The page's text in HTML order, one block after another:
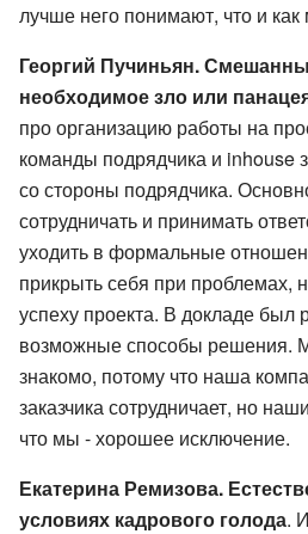
лучше него понимают, что и как
Георгий Пучиньян.
необходимое зло или
про организацию работы на
команды подрядчика и inhouse
со стороны подрядчика.
сотрудничать и принимать
уходить в формальные
прикрыть себя при проблемах,
успеху проекта. В докладе был
возможные способы решения.
знакомо, потому что наша
заказчика сотрудничает, но
что мы - хорошее исключение.
Екатерина Ремизова.
условиях кадрового голода.